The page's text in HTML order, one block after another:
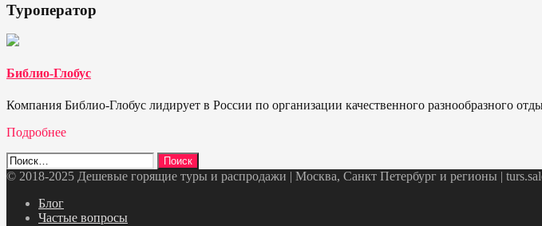
Туроператор
Библио-Глобус
Компания Библио-Глобус лидирует в России по организации качественного разнообразного
Подробнее
Найти:
© 2018-2025 Дешевые горящие туры и распродажи | Москва, Санкт Петербург и регионы |
Блог
Частые вопросы